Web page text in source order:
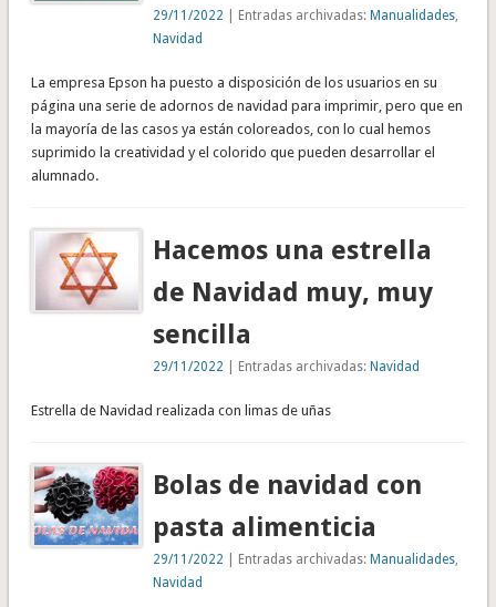
29/11/2022 | Entradas archivadas:Manualidades
Navidad
La empresa Epson ha puesto a disposición de los usuarios en su
página una serie de adornos de navidad para imprimir, pero que en
la mayoría de las casos ya están coloreados, con lo cual hemos
suprimido la creatividad y el colorido que pueden desarrollar el
alumnado.
Hacemos una estrella
de Navidad muy, muy
sencilla
29/11/2022 | Entradas archivadas:Navidad
Estrella de Navidad realizada con limas de uñas
Bolas de navidad con
pasta alimenticia
29/11/2022 | Entradas archivadas:Manualidades
Navidad